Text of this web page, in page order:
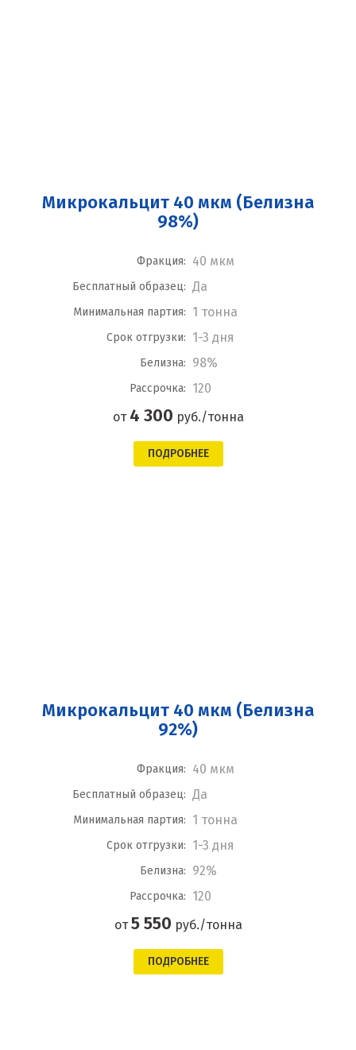
Микрокальцит 40 мкм (Белизна
98%)
Фракция: 40 мкм
Бесплатный образец: Да
Минимальная партия: 1 тонна
Срок отгрузки: 1-3 дня
Белизна: 98%
Рассрочка: 120
от 4 300 руб./тонна
ПОДРОБНЕЕ
Микрокальцит 40 мкм (Белизна
92%)
Фракция: 40 мкм
Бесплатный образец: Да
Минимальная партия: 1 тонна
Срок отгрузки: 1-3 дня
Белизна: 92%
Рассрочка: 120
от5 550 руб./тонна
ПОДРОБНЕЕ